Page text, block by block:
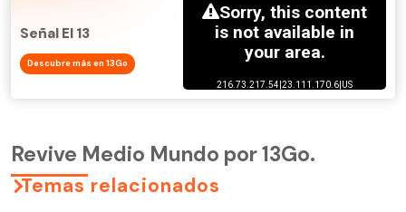
Señal El 13
Descubre más en 13Go
Revive Medio Mundo por 13Go.
Temas relacionados